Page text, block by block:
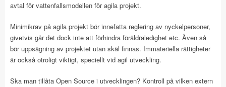
avtal för vattenfallsmodellen för agila projekt.
Minimikrav på agila projekt bör innefatta reglering av nyckelpersoner,
givetvis går det dock inte att förhindra föräldraledighet etc. Även så
bör uppsägning av projektet utan skäl finnas. Immateriella rättigheter
är också otroligt viktigt, speciellt vid agil utveckling.
Ska man tillåta Open Source i utvecklingen? Kontroll på vilken extern